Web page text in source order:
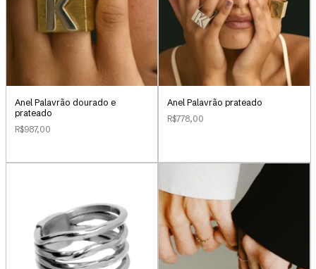
Anel Palavrão dourado e
prateado
R$987,00
Anel Palavrão prateado
R$778,00